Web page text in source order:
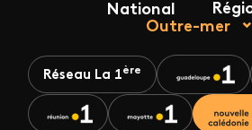
National
Outre-mer
Réseau La 1ère